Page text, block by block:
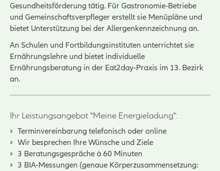
Gesundheitsförderung tätig. Für Gastronomie-Betriebe
und Gemeinschaftsverpfleger erstellt sie Menüpläne und
bietet Unterstützung bei der Allergenkennzeichnung an.
An Schulen und Fortbildungsinstituten unterrichtet sie
Ernährungslehre und bietet individuelle
Ernährungsberatung in der Eat2day-Praxis im 13. Bezirk
an.
Ihr Leistungsangebot "Meine Energieladung":
Terminvereinbarung telefonisch oder online
Wir besprechen Ihre Wünsche und Ziele
3 Beratungsgespräche à 60 Minuten
3 BIA-Messungen (genaue Körperzusammensetzung: